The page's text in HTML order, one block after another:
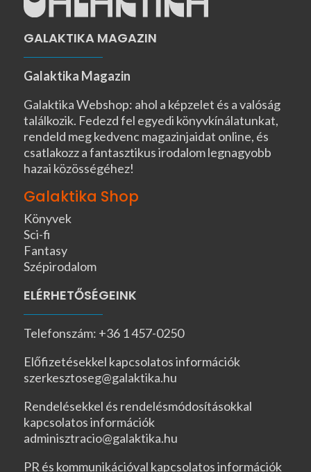
GALAKTIKA MAGAZIN
Galaktika Magazin
Galaktika Webshop: ahol a képzelet és a valóság
találkozik. Fedezd fel egyedi könyvkínálatunkat,
rendeld meg kedvenc magazinjaidat online, és
csatlakozz a fantasztikus irodalom legnagyobb
hazai közösségéhez!
Galaktika Shop
Könyvek
Sci-fi
Fantasy
Szépirodalom
ELÉRHETŐSÉGEINK
Telefonszám: +36 1 457-0250
Előfizetésekkel kapcsolatos információk
szerkesztoseg@galaktika.hu
Rendelésekkel és rendelésmódosításokkal
kapcsolatos információk
adminisztracio@galaktika.hu
PR és kommunikációval kapcsolatos információk